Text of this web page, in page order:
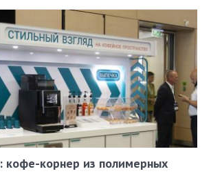
кофе-корнер из полимерных